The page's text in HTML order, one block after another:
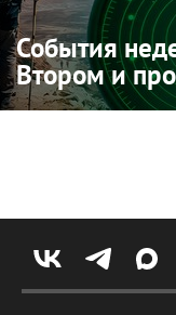
События
Втором и